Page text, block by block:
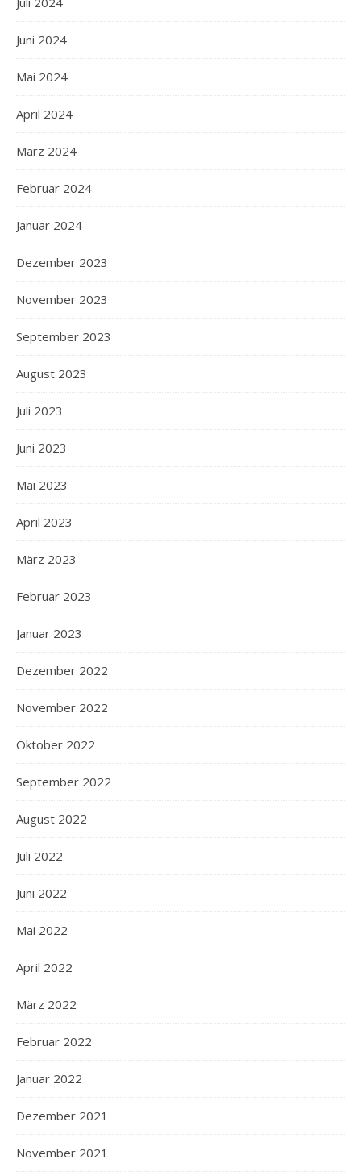
Juni 2024
Mai 2024
April 2024
März 2024
Februar 2024
Januar 2024
Dezember 2023
November 2023
September 2023
August 2023
Juli 2023
Juni 2023
Mai 2023
April 2023
März 2023
Februar 2023
Januar 2023
Dezember 2022
November 2022
Oktober 2022
September 2022
August 2022
Juli 2022
Juni 2022
Mai 2022
April 2022
März 2022
Februar 2022
Januar 2022
Dezember 2021
November 2021